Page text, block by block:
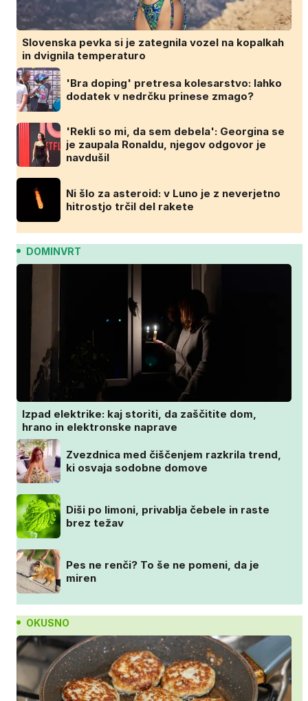
Slovenska pevka si je zategnila vozel na kopalkah
in dvignila temperaturo
'Bra doping' pretresa kolesarstvo: lahko
dodatek v nedrčku prinese zmago?
'Rekli so mi, da sem debela': Georgina se
je zaupala Ronaldu, njegov odgovor je
navdušil
Ni šlo za asteroid: v Luno je z neverjetno
hitrostjo trčil del rakete
DOMINVRT
Izpad elektrike: kaj storiti, da zaščitite dom,
hrano in elektronske naprave
Zvezdnica med čiščenjem razkrila trend,
ki osvaja sodobne domove
Diši po limoni, privablja čebele in raste
brez težav
Pes ne renči? To še ne pomeni, da je
miren
OKUSNO